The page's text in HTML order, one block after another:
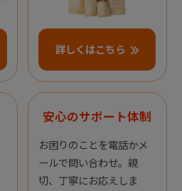
詳しくはこちら
安心のサポート体制
お困りのことを電話かメ
ールで問い合わせ。親
切、丁寧にお応えしま